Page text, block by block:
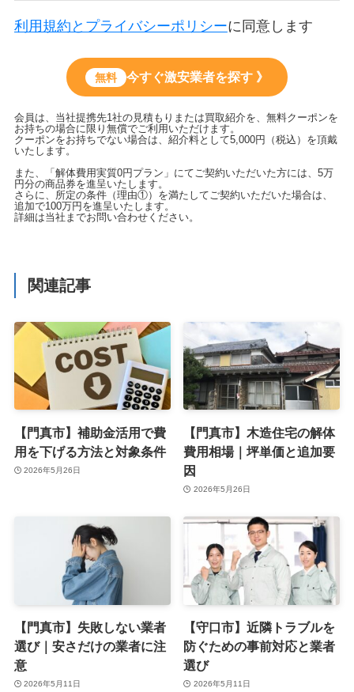
利用規約とプライバシーポリシーに同意します
無料 今すぐ激安業者を探す 》
会員は、当社提携先1社の見積もりまたは買取紹介を、無料クーポンを
お持ちの場合に限り無償でご利用いただけます。
クーポンをお持ちでない場合は、紹介料として5,000円（税込）を頂戴
いたします。
また、「解体費用実質0円プラン」にてご契約いただいた方には、5万
円分の商品券を進呈いたします。
さらに、所定の条件（理由①）を満たしてご契約いただいた場合は、
追加で100万円を進呈いたします。
詳細は当社までお問い合わせください。
関連記事
【門真市】補助金活用で費
用を下げる方法と対象条件
2026年5月26日
【門真市】木造住宅の解体
費用相場｜坪単価と追加要
因
2026年5月26日
【門真市】失敗しない業者
選び｜安さだけの業者に注
意
2026年5月11日
【守口市】近隣トラブルを
防ぐための事前対応と業者
選び
2026年5月11日